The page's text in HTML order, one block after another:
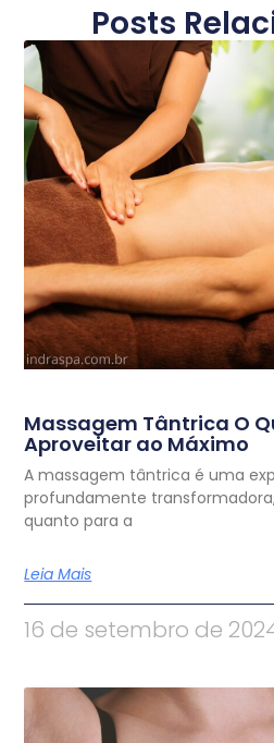
Posts
Massagem Tântrica O
Aproveitar ao Máximo
A massagem tântrica é uma
profundamente
quanto para a
Leia Mais
16 de setembro de